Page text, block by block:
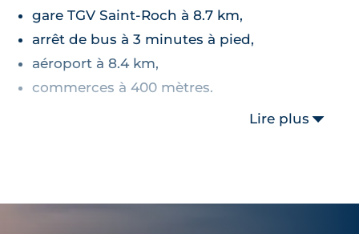
gare TGV Saint-Roch à 8.7 km,
arrêt de bus à 3 minutes à pied,
aéroport à 8.4 km,
commerces à 400 mètres.
Lire plus